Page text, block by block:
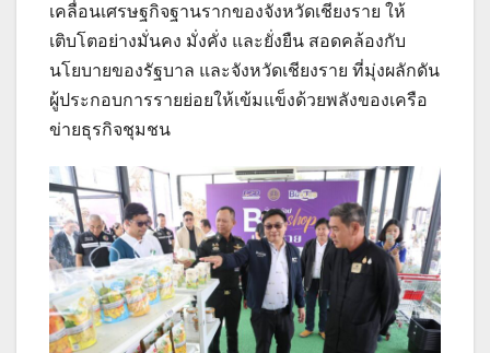
เคลื่อนเศรษฐกิจฐานรากของจังหวัดเชียงราย ให้
เติบโตอย่างมั่นคง มั่งคั่ง และยั่งยืน สอดคล้องกับ
นโยบายของรัฐบาล และจังหวัดเชียงราย ที่มุ่งผลักดัน
ผู้ประกอบการรายย่อยให้เข้มแข็งด้วยพลังของเครือ
ข่ายธุรกิจชุมชน